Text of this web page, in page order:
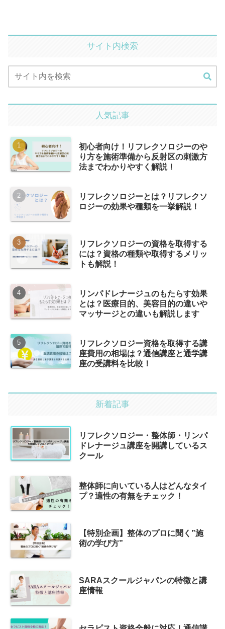
サイト内検索
人気記事
初心者向け！リフレクソロジーのや
り方を施術準備から反射区の刺激方
法までわかりやすく解説！
リフレクソロジーとは？リフレクソ
ロジーの効果や種類を一挙解説！
リフレクソロジーの資格を取得する
には？資格の種類や取得するメリッ
トも解説！
リンパドレナージュのもたらす効果
とは？医療目的、美容目的の違いや
マッサージとの違いも解説します
リフレクソロジー資格を取得する講
座費用の相場は？通信講座と通学講
座の受講料を比較！
新着記事
リフレクソロジー・整体師・リンパ
ドレナージュ講座を開講しているス
クール
整体師に向いている人はどんなタイ
プ？適性の有無をチェック！
【特別企画】整体のプロに聞く”施
術の学び方”
SARAスクールジャパンの特徴と講
座情報